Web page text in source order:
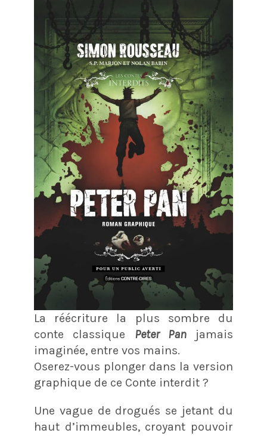
La réécriture la plus sombre du
conte classique Peter Panjamais
imaginée, entre vos mains.
Oserez-vous plonger dans la version
graphique de ce Conte interdit ?
Une vague de drogués se jetant du
haut d’immeubles, croyant pouvoir